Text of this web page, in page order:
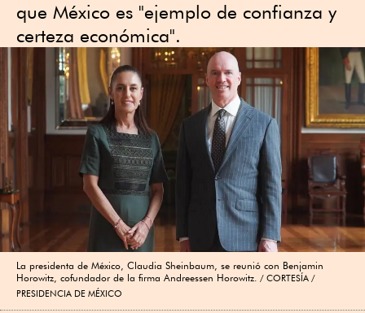
que México es "ejemplo de confianza y
certeza económica".
La presidenta de México, Claudia Sheinbaum, se reunió con Benjamin
Horowitz, cofundador de la firma Andreessen Horowitz.
CORTESÍA /
PRESIDENCIA DE MÉXICO